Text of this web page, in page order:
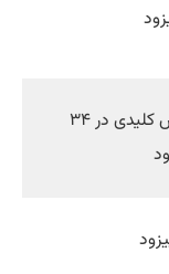
نقش کلیدی در ۳۴